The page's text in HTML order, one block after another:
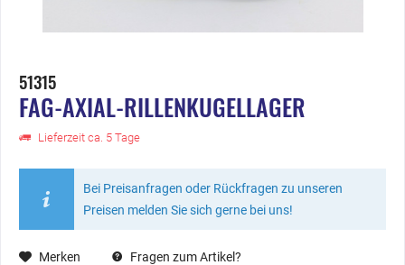
51315
FAG-AXIAL-RILLENKUGELLAGER
Lieferzeit ca. 5 Tage
Bei Preisanfragen oder Rückfragen zu unseren
Preisen melden Sie sich gerne bei uns!
Merken Fragen zum Artikel?